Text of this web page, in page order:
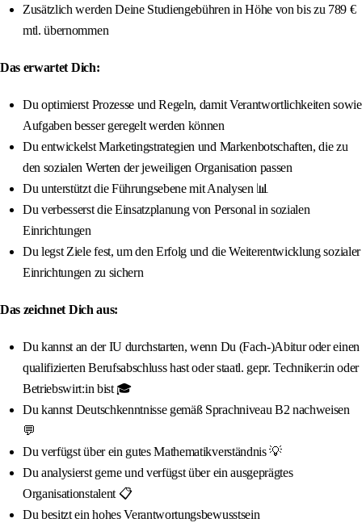
Zusätzlich werden Deine Studiengebühren in Höhe von bis zu 789 €
mtl. übernommen
Das erwartet Dich:
Du optimierst Prozesse und Regeln, damit Verantwortlichkeiten sowie
Aufgaben besser geregelt werden können
Du entwickelst Marketingstrategien und Markenbotschaften, die zu
den sozialen Werten der jeweiligen Organisation passen
Du unterstützt die Führungsebene mit Analysen 📊
Du verbesserst die Einsatzplanung von Personal in sozialen
Einrichtungen
Du legst Ziele fest, um den Erfolg und die Weiterentwicklung sozialer
Einrichtungen zu sichern
Das zeichnet Dich aus:
Du kannst an der IU durchstarten, wenn Du (Fach-)Abitur oder einen
qualifizierten Berufsabschluss hast oder staatl. gepr. Techniker:in oder
Betriebswirt:in bist 🎓
Du kannst Deutschkenntnisse gemäß Sprachniveau B2 nachweisen
💬
Du verfügst über ein gutes Mathematikverständnis 💡
Du analysierst gerne und verfügst über ein ausgeprägtes
Organisationstalent 📋
Du besitzt ein hohes Verantwortungsbewusstsein